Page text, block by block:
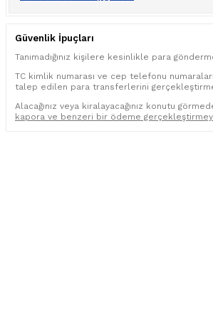
Güvenlik İpuçları
Tanımadığınız kişilere kesinlikle para
TC kimlik numarası ve cep telefonu numaraları
talep edilen para transferlerini
Alacağınız veya kiralayacağınız konutu
kapora ve benzeri bir ödeme